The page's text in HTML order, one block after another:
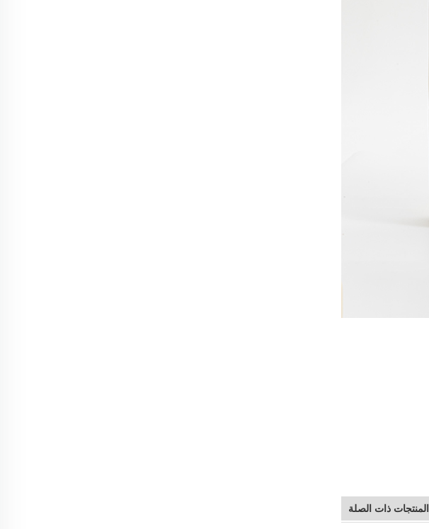
المنتجات ذات الصلة